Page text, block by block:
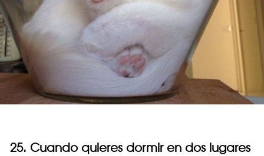
25. Cuando quieres dormir en dos lugares